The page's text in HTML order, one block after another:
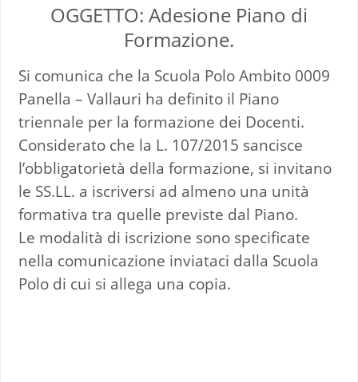
OGGETTO: Adesione Piano di
Formazione.
Si comunica che la Scuola Polo Ambito 0009
Panella – Vallauri ha definito il Piano
triennale per la formazione dei Docenti.
Considerato che la L. 107/2015 sancisce
l’obbligatorietà della formazione, si invitano
le SS.LL. a iscriversi ad almeno una unità
formativa tra quelle previste dal Piano.
Le modalità di iscrizione sono specificate
nella comunicazione inviataci dalla Scuola
Polo di cui si allega una copia.